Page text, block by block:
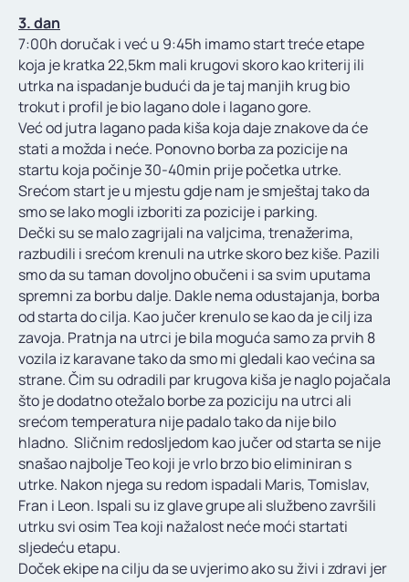
3. dan
7:00h doručak i već u 9:45h imamo start treće etape
koja je kratka 22,5km mali krugovi skoro kao kriterij ili
utrka na ispadanje budući da je taj manjih krug bio
trokut i profil je bio lagano dole i lagano gore.
Već od jutra lagano pada kiša koja daje znakove da će
stati a možda i neće. Ponovno borba za pozicije na
startu koja počinje 30-40min prije početka utrke.
Srećom start je u mjestu gdje nam je smještaj tako da
smo se lako mogli izboriti za pozicije i parking.
Dečki su se malo zagrijali na valjcima, trenažerima,
razbudili i srećom krenuli na utrke skoro bez kiše. Pazili
smo da su taman dovoljno obučeni i sa svim uputama
spremni za borbu dalje. Dakle nema odustajanja, borba
od starta do cilja. Kao jučer krenulo se kao da je cilj iza
zavoja. Pratnja na utrci je bila moguća samo za prvih 8
vozila iz karavane tako da smo mi gledali kao većina sa
strane. Čim su odradili par krugova kiša je naglo pojačala
što je dodatno otežalo borbe za poziciju na utrci ali
srećom temperatura nije padalo tako da nije bilo
hladno. Sličnim redosljedom kao jučer od starta se nije
snašao najbolje Teo koji je vrlo brzo bio eliminiran s
utrke. Nakon njega su redom ispadali Maris, Tomislav,
Fran i Leon. Ispali su iz glave grupe ali službeno završili
utrku svi osim Tea koji nažalost neće moći startati
sljedeću etapu.
Doček ekipe na cilju da se uvjerimo ako su živi i zdravi jer